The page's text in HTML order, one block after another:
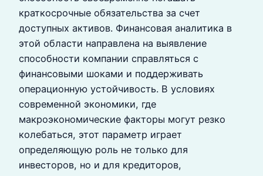
краткосрочные обязательства за счет
доступных активов. Финансовая аналитика в
этой области направлена на выявление
способности компании справляться с
финансовыми шоками и поддерживать
операционную устойчивость. В условиях
современной экономики, где
макроэкономические факторы могут резко
колебаться, этот параметр играет
определяющую роль не только для
инвесторов, но и для кредиторов,